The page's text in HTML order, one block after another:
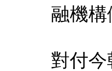
融機
對付